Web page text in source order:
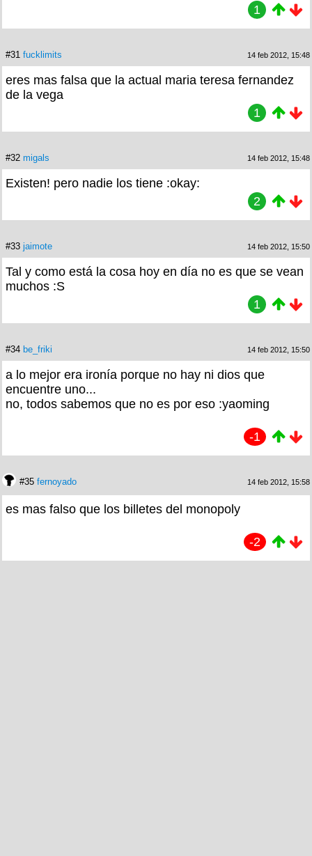
1
#31 fucklimits 14 feb 2012, 15:48
eres mas falsa que la actual maria teresa fernandez
de la vega
1
#32 migals 14 feb 2012, 15:48
Existen! pero nadie los tiene :okay:
2
#33 jaimote 14 feb 2012, 15:50
Tal y como está la cosa hoy en día no es que se vean
muchos :S
1
#34 be_friki 14 feb 2012, 15:50
a lo mejor era ironía porque no hay ni dios que
encuentre uno...
no, todos sabemos que no es por eso :yaoming
-1
#35 fernoyado 14 feb 2012, 15:58
es mas falso que los billetes del monopoly
-2